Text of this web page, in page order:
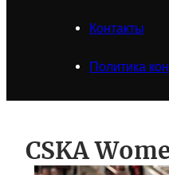
Контакты
Политика
CSKA